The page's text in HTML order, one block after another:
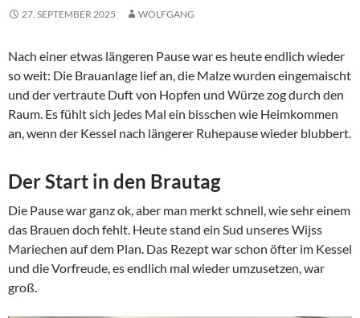
27. SEPTEMBER 2025 WOLFGANG
Nach einer etwas längeren Pause war es heute endlich wieder
so weit: Die Brauanlage lief an, die Malze wurden eingemaischt
und der vertraute Duft von Hopfen und Würze zog durch den
Raum. Es fühlt sich jedes Mal ein bisschen wie Heimkommen
an, wenn der Kessel nach längerer Ruhepause wieder blubbert.
Der Start in den Brautag
Die Pause war ganz ok, aber man merkt schnell, wie sehr einem
das Brauen doch fehlt. Heute stand ein Sud unseres Wijss
Mariechen auf dem Plan. Das Rezept war schon öfter im Kessel
und die Vorfreude, es endlich mal wieder umzusetzen, war
groß.